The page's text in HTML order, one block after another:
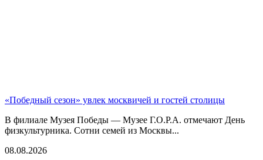
«Победный сезон» увлек москвичей и гостей столицы
В филиале Музея Победы — Музее Г.О.Р.А. отмечают День
физкультурника. Сотни семей из Москвы...
08.08.2026